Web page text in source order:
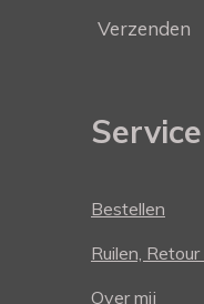
Verzenden
Bestellen
Ruilen,
Over mij